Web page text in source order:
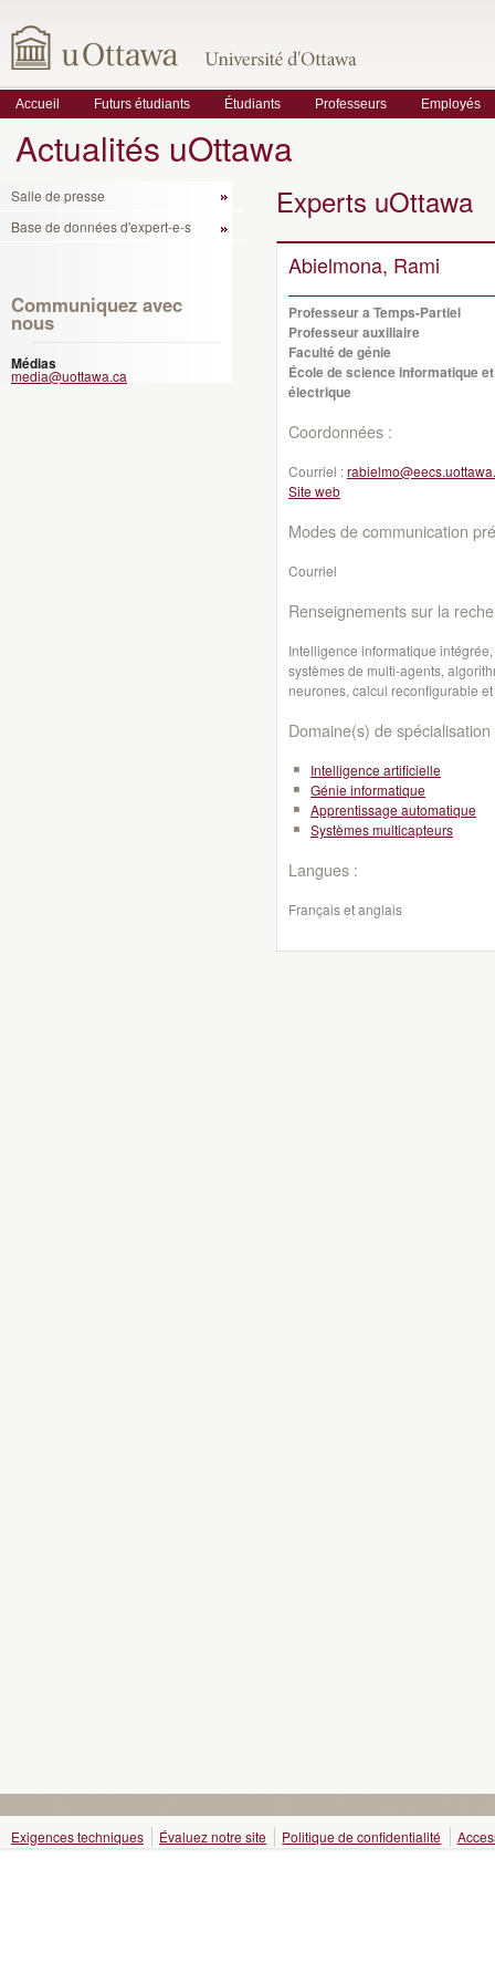
Accueil Futurs étudiants Étudiants Professeurs Employés
Actualités uOttawa
Salle de presse
Base de données d'expert-e-s
Communiquez avec
nous
Médias
media@uottawa.ca
Experts uOttawa
Abielmona, Rami
Professeur a Temps-Partiel
Professeur auxiliaire
Faculté de génie
École de science informatique
électrique
Coordonnées :
Courriel :
Site web
Modes de communication
Courriel
Renseignements sur la
Intelligence informatique
systèmes de multi-agents,
neurones, calcul reconfigurable
Domaine(s) de spécialisation
Intelligence artificielle
Génie informatique
Apprentissage automatique
Systèmes multicapteurs
Langues :
Français et anglais
Exigences techniques Évaluez notre site Politique de confidentialité